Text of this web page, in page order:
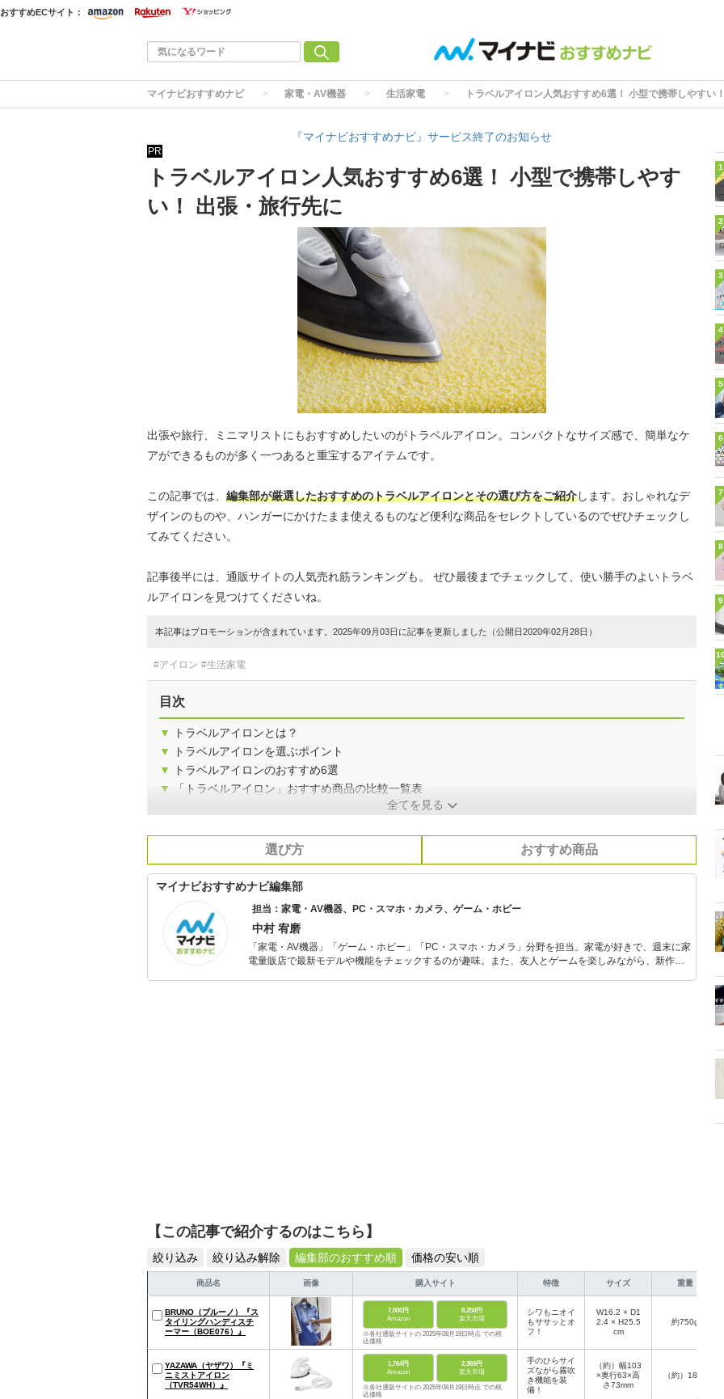
おすすめECサイト：
マイナビおすすめナビ 家電・AV機器 生活家電 トラベルアイロン人気おすすめ6選！ 小型で携帯しやすい
『マイナビおすすめナビ』サービス終了のお知らせ
PR
トラベルアイロン人気おすすめ6選！ 小型で携帯しやす
い！ 出張・旅行先に
出張や旅行、ミニマリストにもおすすめしたいのがトラベルアイロン。コンパクトなサイズ感で、簡単なケ
アができるものが多く一つあると重宝するアイテムです。
この記事では、 編集部が厳選したおすすめのトラベルアイロンとその選び方をご紹介します。おしゃれなデ
ザインのものや、ハンガーにかけたまま使えるものなど便利な商品をセレクトしているのでぜひチェックし
てみてください。
記事後半には、通販サイトの人気売れ筋ランキングも。 ぜひ最後までチェックして、使い勝手のよいトラベ
ルアイロンを見つけてくださいね。
本記事はプロモーションが含まれています。2025年09月03日に記事を更新しました（公開日2020年02月28日）
#アイロン #生活家電
目次
▼
トラベルアイロンとは？
▼
トラベルアイロンを選ぶポイント
▼
トラベルアイロンのおすすめ6選
▼
「トラベルアイロン」おすすめ商品の比較一覧表
全てを見る
選び方 おすすめ商品
マイナビおすすめナビ編集部
担当：家電・AV機器、PC・スマホ・カメラ、ゲーム・ホビー
中村 宥磨
「家電・AV機器」「ゲーム・ホビー」「PC・スマホ・カメラ」分野を担当。家電が好きで、週末に家
電量販店で最新モデルや機能をチェックするのが趣味。また、友人とゲームを楽しみながら、新作タ
【この記事で紹介するのはこちら】
絞り込み 絞り込み解除 編集部のおすすめ順 価格の安い順
商品名 画像 購入サイト 特徴 サイズ 重量
BRUNO（ブルーノ）『ス
タイリングハンディスチ
ーマー（BOE076）』
7,000円
Amazon
8,250円
楽天市場
※各社通販サイトの 2025年08月19日時点 での税
込価格
シワもニオイ
もササッとオ
フ！
W16.2 × D1
2.4 × H25.5
cm
約750g
YAZAWA（ヤザワ）『ミ
ニミストアイロン
（TVR54WH）』
1,764円
Amazon
2,369円
楽天市場
※各社通販サイトの 2025年08月19日時点 での税
込価格
手のひらサイ
ズながら霧吹
き機能を装
備！
（約）幅103
×奥行63×高
さ73mm
（約）185g
1
2
3
4
5
6
7
8
9